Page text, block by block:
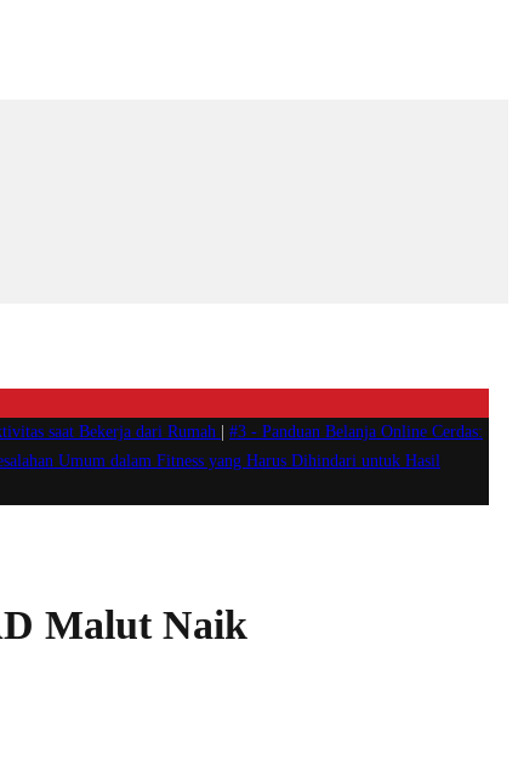
saat Bekerja dari Rumah #3 - Panduan Belanja Online Cerdas:
Umum dalam Fitness yang Harus Dihindari untuk Hasil
Malut Naik